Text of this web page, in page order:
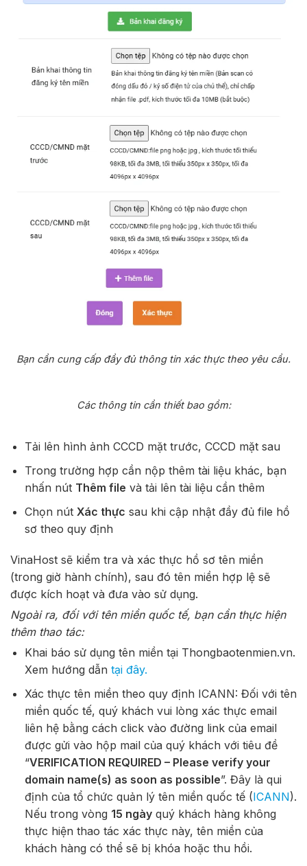
Bạn cần cung cấp đầy đủ thông tin xác thực theo yêu cầu.
Các thông tin cần thiết bao gồm:
Tải lên hình ảnh CCCD mặt trước, CCCD mặt sau
Trong trường hợp cần nộp thêm tài liệu khác, bạn
nhấn nút Thêm file và tải lên tài liệu cần thêm
Chọn nút Xác thực sau khi cập nhật đầy đủ file hồ
sơ theo quy định
VinaHost sẽ kiểm tra và xác thực hồ sơ tên miền
(trong giờ hành chính), sau đó tên miền hợp lệ sẽ
được kích hoạt và đưa vào sử dụng.
Ngoài ra, đối với tên miền quốc tế, bạn cần thực hiện
thêm thao tác:
Khai báo sử dụng tên miền tại Thongbaotenmien.vn.
Xem hướng dẫn tại đây.
Xác thực tên miền theo quy định ICANN: Đối với tên
miền quốc tế, quý khách vui lòng xác thực email
liên hệ bằng cách click vào đường link của email
được gửi vào hộp mail của quý khách với tiêu đề
“VERIFICATION REQUIRED – Please verify your
domain name(s) as soon as possible”. Đây là qui
định của tổ chức quản lý tên miền quốc tế (ICANN).
Nếu trong vòng 15 ngàyquý khách hàng không
thực hiện thao tác xác thực này, tên miền của
khách hàng có thể sẽ bị khóa hoặc thu hồi.